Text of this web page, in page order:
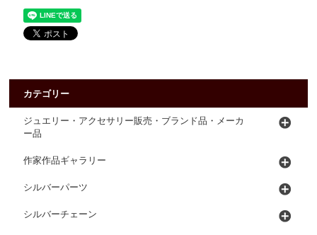
カテゴリー
ジュエリー・アクセサリー販売・ブランド品・メーカ
ー品
作家作品ギャラリー
シルバーパーツ
シルバーチェーン